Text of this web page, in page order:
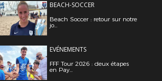
BEACH-SOCCER
Beach Soccer : retour sur notre
jo...
EVÉNEMENTS
FFF Tour 2026 : deux étapes
en Pay...